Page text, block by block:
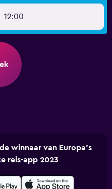
12:00
winnaar van Europa's
reis-app 2023